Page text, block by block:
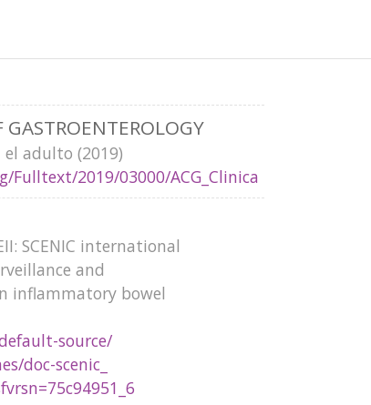
el adulto (2019)
2019/03000/
SCENIC international
and
inflammatory bowel
source/
doc-scenic_